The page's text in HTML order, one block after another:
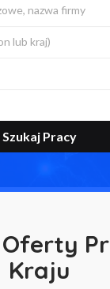
Kraju